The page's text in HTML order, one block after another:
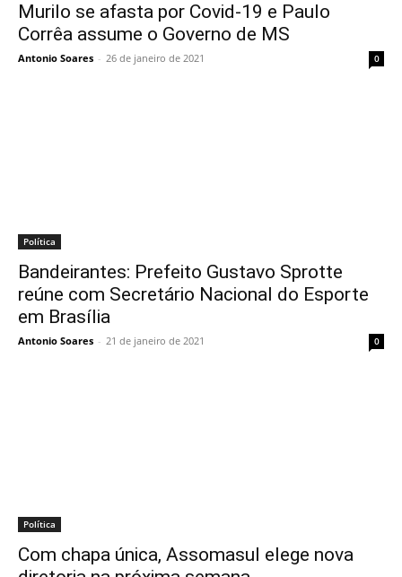
Murilo se afasta por Covid-19 e Paulo
Corrêa assume o Governo de MS
Antonio Soares - 26 de janeiro de 2021 0
Política
Bandeirantes: Prefeito Gustavo Sprotte
reúne com Secretário Nacional do Esporte
em Brasília
Antonio Soares - 21 de janeiro de 2021 0
Política
Com chapa única, Assomasul elege nova